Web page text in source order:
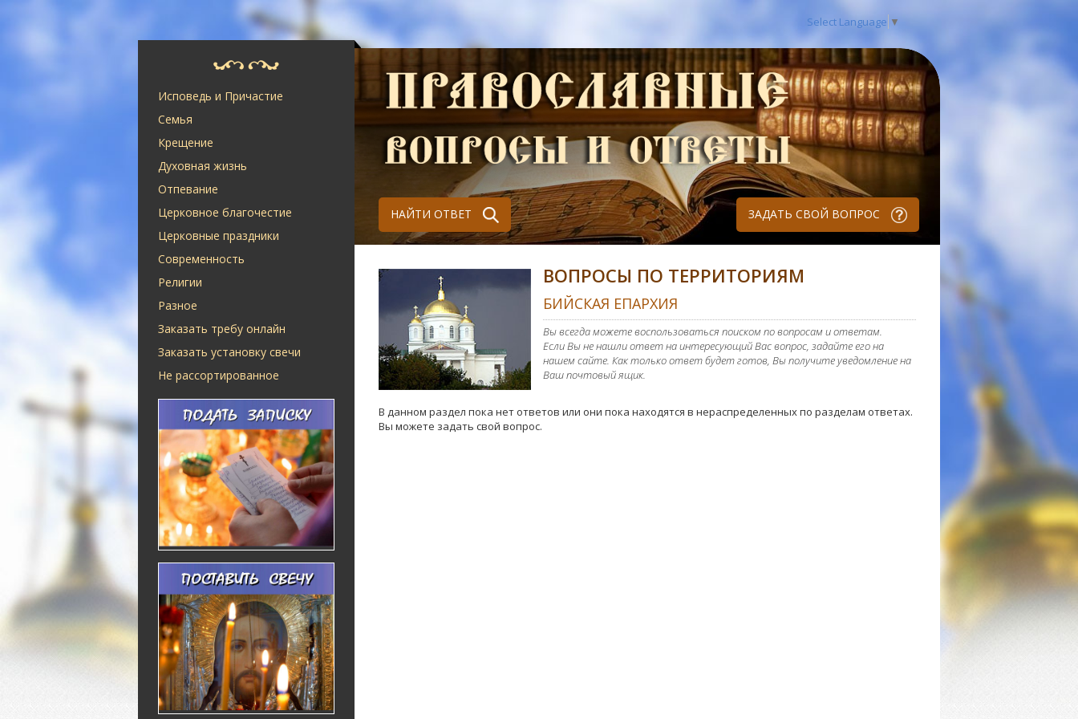
Select Language ▼
Исповедь и Причастие
Семья
Крещение
Духовная жизнь
Отпевание
Церковное благочестие
Церковные праздники
Современность
Религии
Разное
Заказать требу онлайн
Заказать установку свечи
Не рассортированное
НАЙТИ ОТВЕТ ЗАДАТЬ СВОЙ ВОПРОС
ВОПРОСЫ ПО ТЕРРИТОРИЯМ
БИЙСКАЯ ЕПАРХИЯ
Вы всегда можете воспользоваться поиском по вопросам и ответам.
Если Вы не нашли ответ на интересующий Вас вопрос, задайте его на
нашем сайте. Как только ответ будет готов, Вы получите уведомление на
Ваш почтовый ящик.
В данном раздел пока нет ответов или они пока находятся в нераспределенных по разделам ответах.
Вы можете задать свой вопрос.